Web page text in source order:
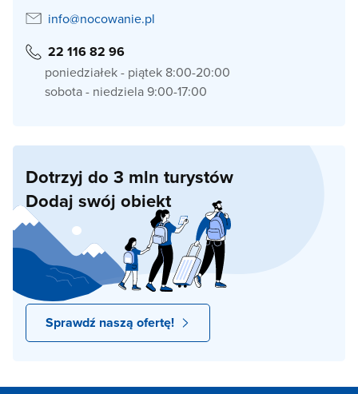
info@nocowanie.pl
22 116 82 96
poniedziałek - piątek 8:00-20:00
sobota - niedziela 9:00-17:00
Dotrzyj do 3 mln turystów
Dodaj swój obiekt
Sprawdź naszą ofertę!